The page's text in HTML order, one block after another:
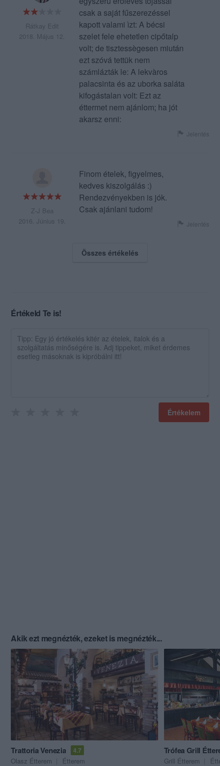
Rátkay Edit
2018. Május 12.
csak a saját fűszerezéssel
kapott valami ìzt: A bécsi
szelet fele ehetetlen cipőtalp
volt; de tisztessègesen miután
ezt szóvá tettük nem
számlázták le: A lekvàros
palacsinta és az uborka saláta
kifogástalan volt: Ezt az
éttermet nem ajánlom; ha jót
akarsz enni:
Jelentés
Z-J Bea
2016. Június 19.
Finom ételek, figyelmes,
kedves kiszolgálás :)
Rendezvényekben is jók.
Csak ajánlani tudom!
Jelentés
Összes értékelés
Értékeld Te is!
Értékelem
Akik ezt megnézték, ezeket is megnézték...
Trattoria Venezia 4.7
Olasz Étterem Étterem
Trófea Grill
Grill Étterem